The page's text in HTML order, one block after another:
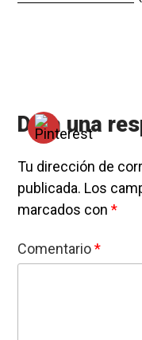
Deja una
Tu dirección de
publicada. Los
marcados con*
Comentario*